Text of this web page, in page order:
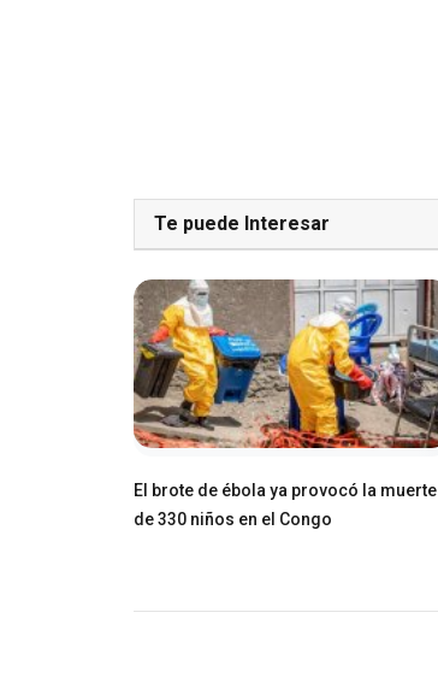
Te puede Interesar
El brote de ébola ya provocó la muerte
de 330 niños en el Congo